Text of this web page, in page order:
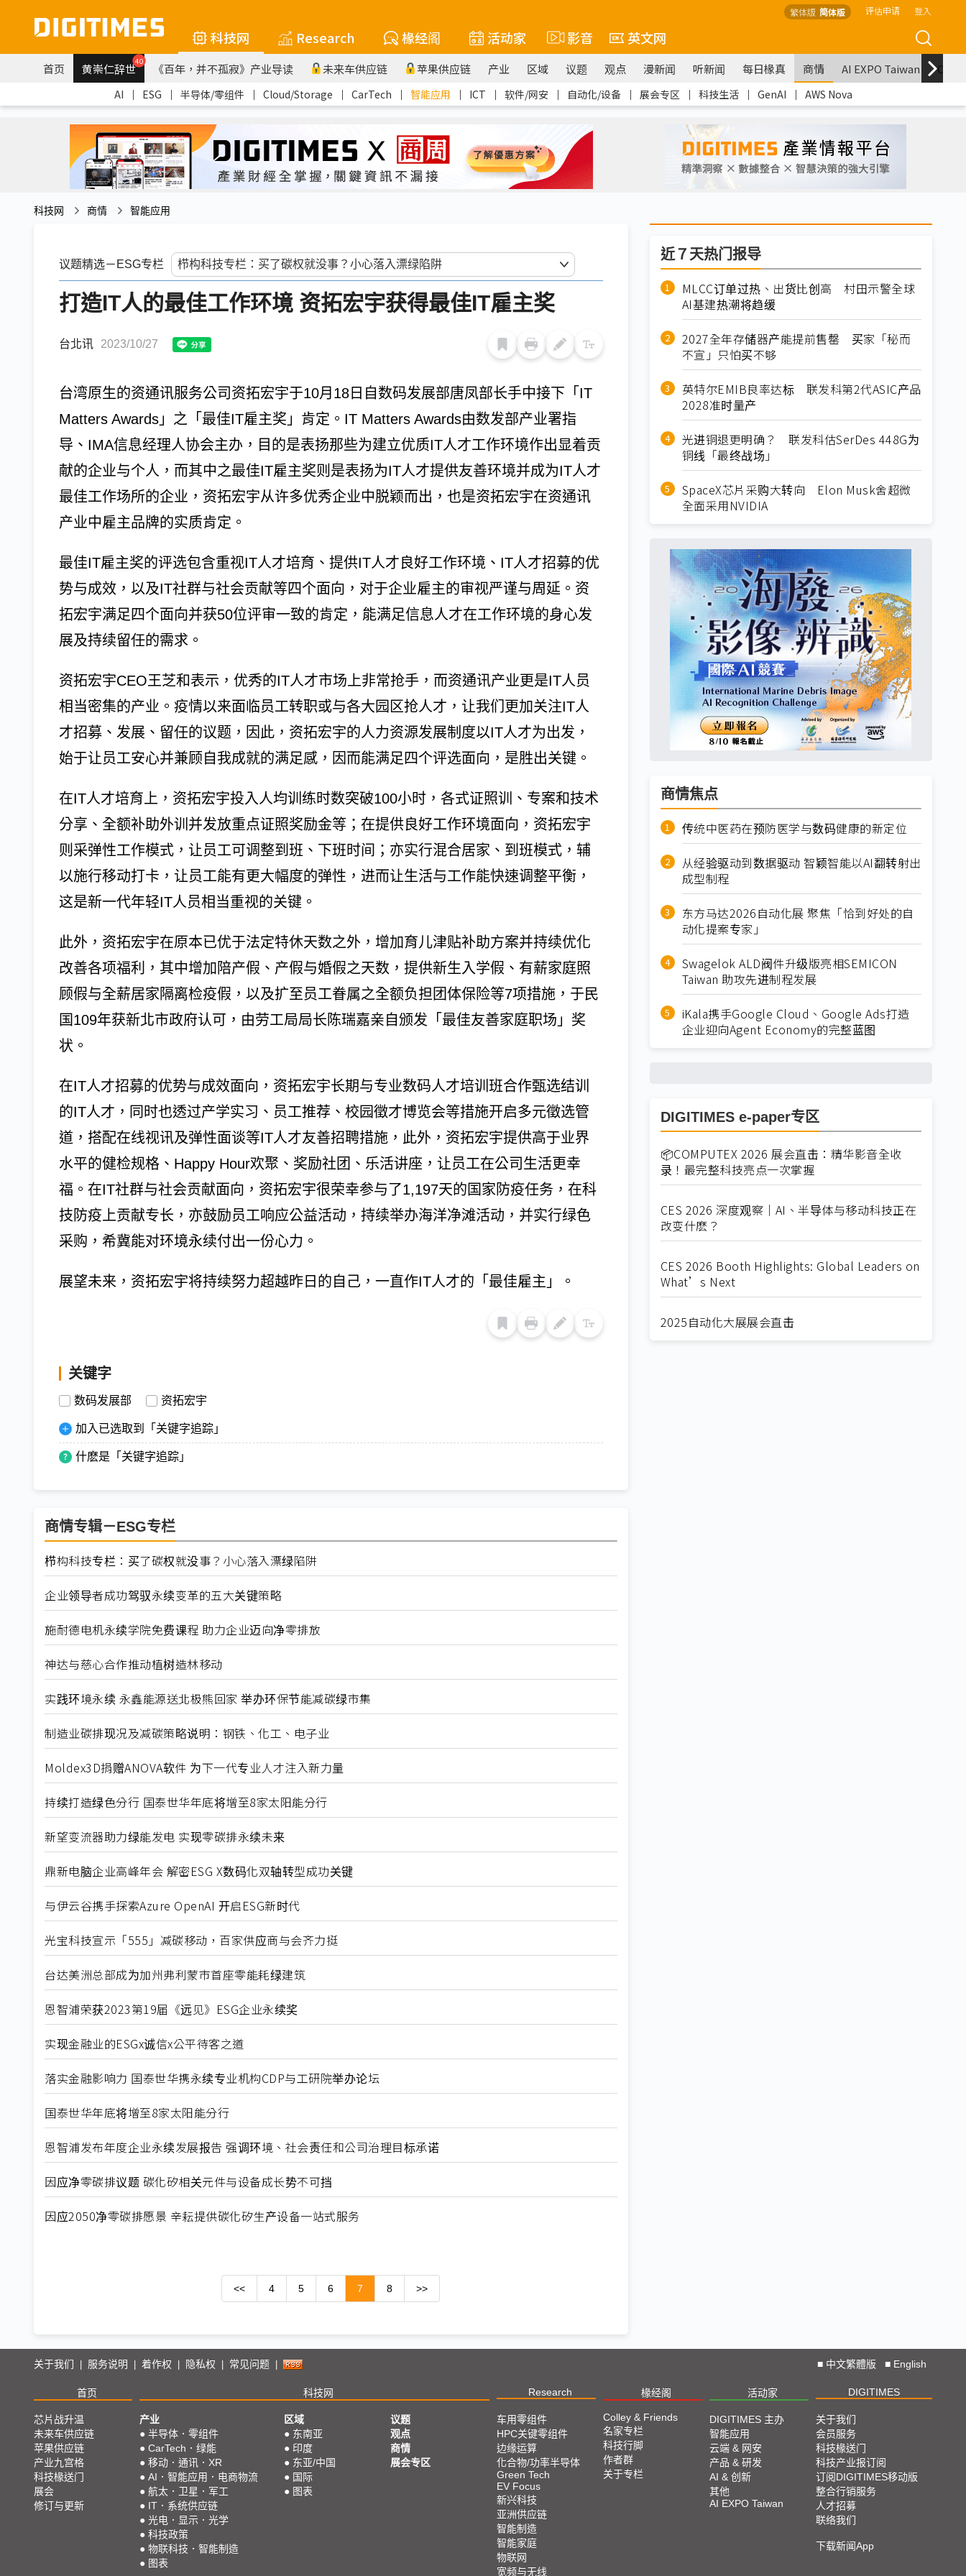
繁体版 简体版 评估申请 登入
科技网 Research 椽经阁 活动家 影音 英文网
首页 黄崇仁辞世40 《百年，并不孤寂》产业导读 未来车供应链 苹果供应链 产业 区域 议题 观点 漫新闻 听新闻 每日椽真 商情 AI EXPO Taiwan
AI ｜ ESG ｜ 半导体/零组件 ｜ Cloud/Storage ｜ CarTech ｜ 智能应用 ｜ ICT ｜ 软件/网安 ｜ 自动化/设备 ｜ 展会专区 ｜ 科技生活 ｜ GenAI ｜ AWS Nova
科技网 商情 智能应用
议题精选－ESG专栏
打造IT人的最佳工作环境 资拓宏宇获得最佳IT雇主奖
台北讯 2023/10/27
台湾原生的资通讯服务公司资拓宏宇于10月18日自数码发展部唐凤部长手中接下「IT
Matters Awards」之「最佳IT雇主奖」肯定。IT Matters Awards由数发部产业署指
导、IMA信息经理人协会主办，目的是表扬那些为建立优质IT人才工作环境作出显着贡
献的企业与个人，而其中之最佳IT雇主奖则是表扬为IT人才提供友善环境并成为IT人才
最佳工作场所的企业，资拓宏宇从许多优秀企业中脱颖而出，也是资拓宏宇在资通讯
产业中雇主品牌的实质肯定。
最佳IT雇主奖的评选包含重视IT人才培育、提供IT人才良好工作环境、IT人才招募的优
势与成效，以及IT社群与社会贡献等四个面向，对于企业雇主的审视严谨与周延。资
拓宏宇满足四个面向并获50位评审一致的肯定，能满足信息人才在工作环境的身心发
展及持续留任的需求。
资拓宏宇CEO王芝和表示，优秀的IT人才市场上非常抢手，而资通讯产业更是IT人员
相当密集的产业。疫情以来面临员工转职或与各大园区抢人才，让我们更加关注IT人
才招募、发展、留任的议题，因此，资拓宏宇的人力资源发展制度以IT人才为出发，
始于让员工安心并兼顾自我成就的满足感，因而能满足四个评选面向，是胜出关键。
在IT人才培育上，资拓宏宇投入人均训练时数突破100小时，各式证照训、专案和技术
分享、全额补助外训并发放重点证照奖励金等；在提供良好工作环境面向，资拓宏宇
则采弹性工作模式，让员工可调整到班、下班时间；亦实行混合居家、到班模式，辅
以施行移动打卡，让员工能有更大幅度的弹性，进而让生活与工作能快速调整平衡，
这是新一代年轻IT人员相当重视的关键。
此外，资拓宏宇在原本已优于法定特休天数之外，增加育儿津贴补助方案并持续优化
改善各项福利，其中增加陪产假、产假与婚假之天数，提供新生入学假、有薪家庭照
顾假与全薪居家隔离检疫假，以及扩至员工眷属之全额负担团体保险等7项措施，于民
国109年获新北市政府认可，由劳工局局长陈瑞嘉亲自颁发「最佳友善家庭职场」奖
状。
在IT人才招募的优势与成效面向，资拓宏宇长期与专业数码人才培训班合作甄选结训
的IT人才，同时也透过产学实习、员工推荐、校园徵才博览会等措施开启多元徵选管
道，搭配在线视讯及弹性面谈等IT人才友善招聘措施，此外，资拓宏宇提供高于业界
水平的健检规格、Happy Hour欢聚、奖励社团、乐活讲座，让员工在公司生活更幸
福。在IT社群与社会贡献面向，资拓宏宇很荣幸参与了1,197天的国家防疫任务，在科
技防疫上贡献专长，亦鼓励员工响应公益活动，持续举办海洋净滩活动，并实行绿色
采购，希冀能对环境永续付出一份心力。
展望未来，资拓宏宇将持续努力超越昨日的自己，一直作IT人才的「最佳雇主」。
关键字
数码发展部 资拓宏宇
加入已选取到「关键字追踪」
什麽是「关键字追踪」
商情专辑－ESG专栏
栉构科技专栏：买了碳权就没事？小心落入漂绿陷阱
企业领导者成功驾驭永续变革的五大关键策略
施耐德电机永续学院免费课程 助力企业迈向净零排放
神达与慈心合作推动植树造林移动
实践环境永续 永鑫能源送北极熊回家 举办环保节能减碳绿市集
制造业碳排现况及减碳策略说明：钢铁、化工、电子业
Moldex3D捐赠ANOVA软件 为下一代专业人才注入新力量
持续打造绿色分行 国泰世华年底将增至8家太阳能分行
新望变流器助力绿能发电 实现零碳排永续未来
鼎新电脑企业高峰年会 解密ESG X数码化双轴转型成功关键
与伊云谷携手探索Azure OpenAI 开启ESG新时代
光宝科技宣示「555」减碳移动，百家供应商与会齐力挺
台达美洲总部成为加州弗利蒙市首座零能耗绿建筑
恩智浦荣获2023第19届《远见》ESG企业永续奖
实现金融业的ESGx诚信x公平待客之道
落实金融影响力 国泰世华携永续专业机构CDP与工研院举办论坛
国泰世华年底将增至8家太阳能分行
恩智浦发布年度企业永续发展报告 强调环境、社会责任和公司治理目标承诺
因应净零碳排议题 碳化矽相关元件与设备成长势不可挡
因应2050净零碳排愿景 辛耘提供碳化矽生产设备一站式服务
<< 4 5 6 7 8 >>
近７天热门报导
MLCC订单过热、出货比创高 村田示警全球
AI基建热潮将趋缓
2027全年存储器产能提前售罄 买家「秘而
不宣」只怕买不够
英特尔EMIB良率达标 联发科第2代ASIC产品
2028准时量产
光进铜退更明确？ 联发科估SerDes 448G为
铜线「最终战场」
SpaceX芯片采购大转向 Elon Musk舍超微
全面采用NVIDIA
商情焦点
传统中医药在预防医学与数码健康的新定位
从经验驱动到数据驱动 智颖智能以AI翻转射出
成型制程
东方马达2026自动化展 聚焦「恰到好处的自
动化提案专家」
Swagelok ALD阀件升级版亮相SEMICON
Taiwan 助攻先进制程发展
iKala携手Google Cloud、Google Ads打造
企业迎向Agent Economy的完整蓝图
DIGITIMES e-paper专区
📦COMPUTEX 2026 展会直击：精华影音全收
录！最完整科技亮点一次掌握
CES 2026 深度观察｜AI、半导体与移动科技正在
改变什麽？
CES 2026 Booth Highlights: Global Leaders on
What’s Next
2025自动化大展展会直击
关于我们 服务说明 着作权 隐私权 常见问题 ■ 中文繁體版 ■ English
首页 科技网 Research 椽经阁 活动家 DIGITIMES
芯片战升温
未来车供应链
苹果供应链
产业九宫格
科技椽送门
展会
修订与更新
产业
● 半导体．零组件
● CarTech．绿能
● 移动．通讯．XR
● AI．智能应用．电商物流
● 航太．卫星．军工
● IT．系统供应链
● 光电．显示．光学
● 科技政策
● 物联科技．智能制造
● 图表
区域
● 东南亚
● 印度
● 东亚/中国
● 国际
● 图表
议题
观点
商情
展会专区
车用零组件
HPC关键零组件
边缘运算
化合物/功率半导体
Green Tech
EV Focus
新兴科技
亚洲供应链
智能制造
智能家庭
物联网
宽频与无线
Colley & Friends
名家专栏
科技行脚
作者群
关于专栏
DIGITIMES 主办
智能应用
云端 & 网安
产品 & 研发
AI & 创新
其他
AI EXPO Taiwan
关于我们
会员服务
科技椽送门
科技产业报订阅
订阅DIGITIMES移动版
整合行销服务
人才招募
联络我们
下载新闻App